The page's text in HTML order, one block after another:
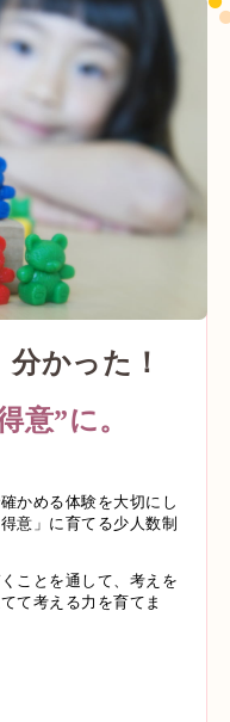
かった！
意”に。
かめる体験を大切にし
意」に育てる少人数制
ことを通して、考えを
て考える力を育てま